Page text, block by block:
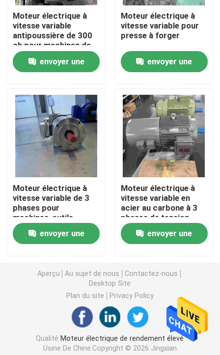
Contrôle de qualité
Contactez-nous
Demandez une citation
Moteur électrique de rendement élevé
Moteurs électriques monophasé
Moteurs électriques triphasés
Moteurs électriques de basse tension
Moteur à induction moyen de tension
Moteurs électriques anti-déflagrants
Moteurs électriques de C.C
Moteur électrique de vitesse variable
Moteur électrique à
vitesse variable
antipoussière de 300
ch pour machines de
transport
envoyer une
Moteur électrique à
vitesse variable pour
presse à forger
envoyer une
Moteur électrique à
vitesse variable de 3
phases pour
machines-outils
envoyer une
Moteur électrique à
vitesse variable en
acier au carbone à 3
phases de tension
avec CE
envoyer une
Aperçu Au sujet de nous
Contactez-nous
Desktop Site
Plan du site
Privacy Policy
Qualité Moteur électrique de rendement élevé
Usine De Chine.Copyright © 2026 Jingxian